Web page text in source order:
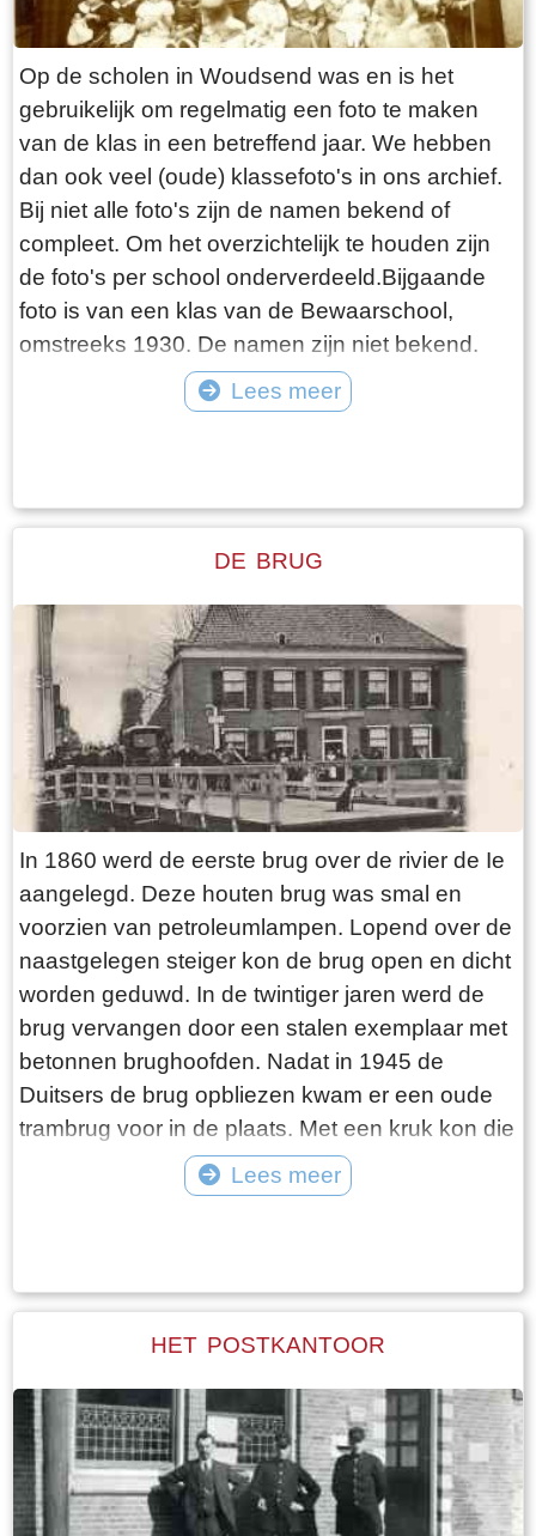
Op de scholen in Woudsend was en is het
gebruikelijk om regelmatig een foto te maken
van de klas in een betreffend jaar. We hebben
dan ook veel (oude) klassefoto's in ons archief.
Bij niet alle foto's zijn de namen bekend of
compleet. Om het overzichtelijk te houden zijn
de foto's per school onderverdeeld.Bijgaande
foto is van een klas van de Bewaarschool,
omstreeks 1930. De namen zijn niet bekend.
Lees meer
DE BRUG
In 1860 werd de eerste brug over de rivier de Ie
aangelegd. Deze houten brug was smal en
voorzien van petroleumlampen. Lopend over de
naastgelegen steiger kon de brug open en dicht
worden geduwd. In de twintiger jaren werd de
brug vervangen door een stalen exemplaar met
betonnen brughoofden. Nadat in 1945 de
Duitsers de brug opbliezen kwam er een oude
trambrug voor in de plaats. Met een kruk kon die
worden opengedraaid. In 1975 werd de huidige
Hellingbrug met elektrische bediening
samenkomst voor de gepensioneerden, die er
Lees meer
HET POSTKANTOOR